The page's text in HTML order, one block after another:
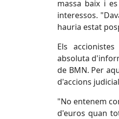
massa baix i
interessos.
hauria estat
Els
absoluta
de BMN. Per
d'accions
"No entenem
d'euros quan